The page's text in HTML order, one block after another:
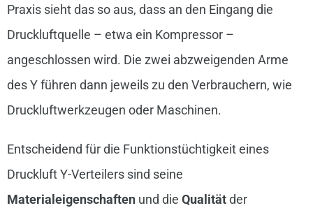
Praxis sieht das so aus, dass an den Eingang die
Druckluftquelle – etwa ein Kompressor –
angeschlossen wird. Die zwei abzweigenden Arme
des Y führen dann jeweils zu den Verbrauchern, wie
Druckluftwerkzeugen oder Maschinen.
Entscheidend für die Funktionstüchtigkeit eines
Druckluft Y-Verteilers sind seine
Materialeigenschaftenund die Qualitätder